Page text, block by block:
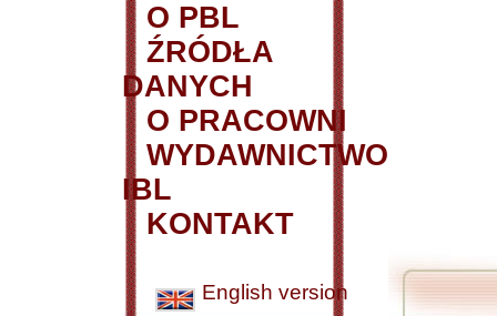
O PBL
ŹRÓDŁA
DANYCH
O PRACOWNI
WYDAWNICTWO
IBL
KONTAKT
English version